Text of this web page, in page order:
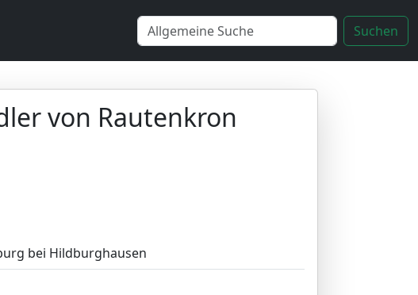
Suchen
von Rautenkron
bei Hildburghausen